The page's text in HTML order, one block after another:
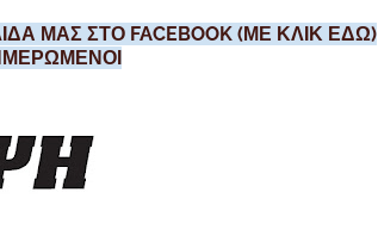
ΜΑΣ ΣΤΟ FACEBOOK (ΜΕ ΚΛΙΚ ΕΔΩ)